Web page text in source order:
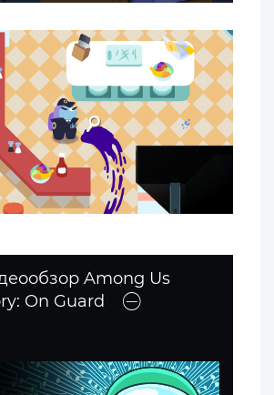
Among Us
On Guard